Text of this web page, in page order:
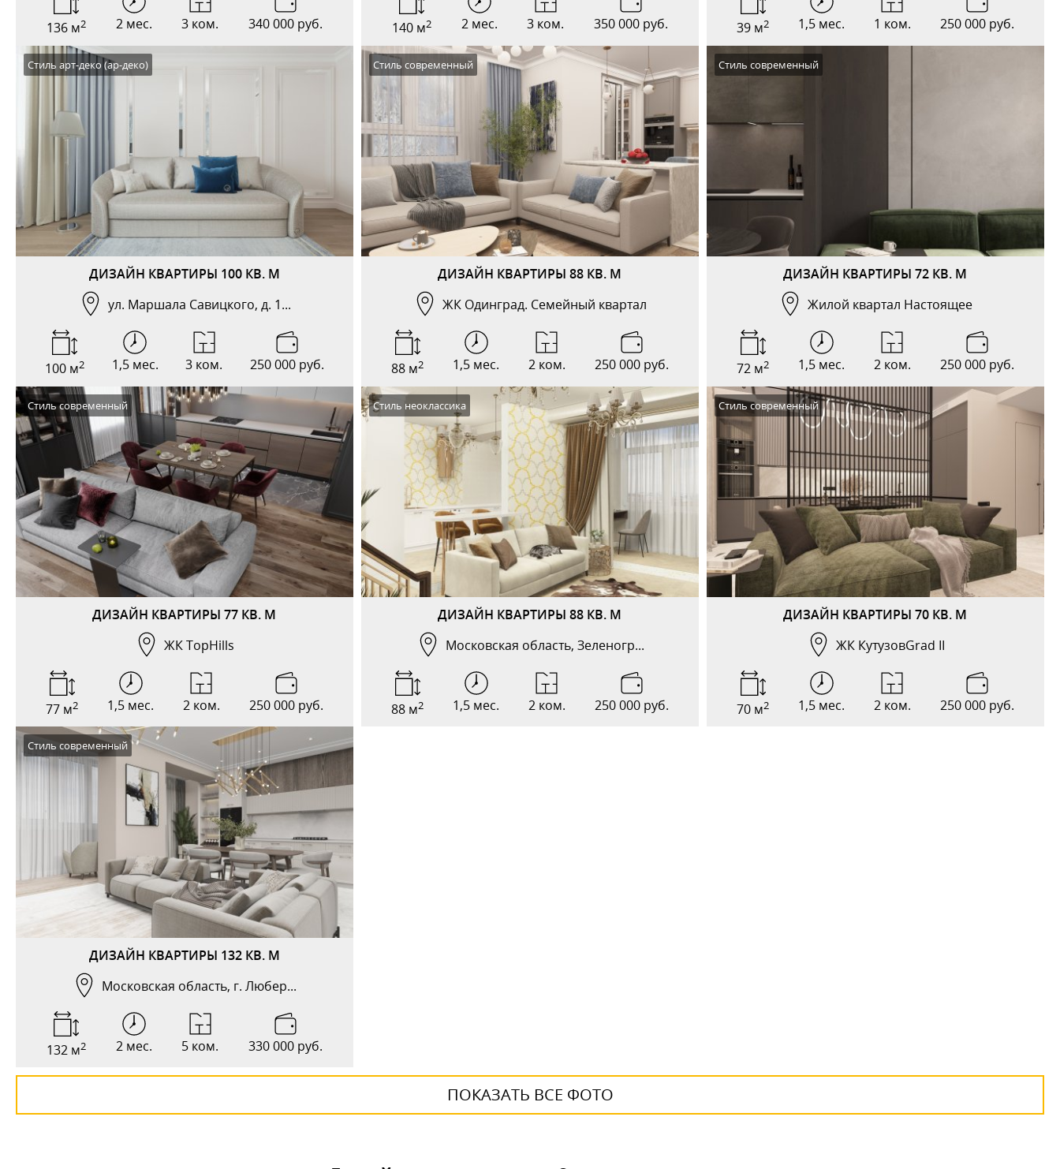
136 м2 2 мес. 3 ком. 340 000 руб. 140 м2 2 мес. 3 ком. 350 000 руб. 39 м2 1,5 мес. 1 ком. 250 000 руб.
ДИЗАЙН КВАРТИРЫ 100 КВ. М
ул. Маршала Савицкого, д. 1...
Стиль арт-деко (ар-деко)
100 м2 1,5 мес. 3 ком. 250 000 руб.
ДИЗАЙН КВАРТИРЫ 88 КВ. М
ЖК Одинград. Семейный квартал
Стиль современный
88 м2 1,5 мес. 2 ком. 250 000 руб.
ДИЗАЙН КВАРТИРЫ 72 КВ. М
Жилой квартал Настоящее
Стиль современный
72 м2 1,5 мес. 2 ком. 250 000 руб.
ДИЗАЙН КВАРТИРЫ 77 КВ. М
ЖК TopHills
Стиль современный
77 м2 1,5 мес. 2 ком. 250 000 руб.
ДИЗАЙН КВАРТИРЫ 88 КВ. М
Московская область, Зеленогр...
Стиль неоклассика
88 м2 1,5 мес. 2 ком. 250 000 руб.
ДИЗАЙН КВАРТИРЫ 70 КВ. М
ЖК КутузовGrad II
Стиль современный
70 м2 1,5 мес. 2 ком. 250 000 руб.
ДИЗАЙН КВАРТИРЫ 132 КВ. М
Московская область, г. Любер...
Стиль современный
132 м2 2 мес. 5 ком. 330 000 руб.
ПОКАЗАТЬ ВСЕ ФОТО